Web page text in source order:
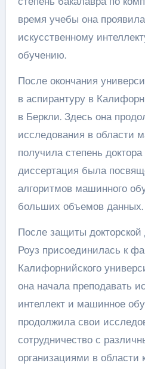
время учебы она
искусственному
обучению.
После окончания
в аспирантуру в
в Беркли. Здесь она
исследования в области
получила степень
диссертация была
алгоритмов машинного
больших объемов данных.
После защиты
Роуз присоединилась к
Калифорнийского
она начала преподавать
интеллект и машинное
продолжила свои
сотрудничество с
организациями в области